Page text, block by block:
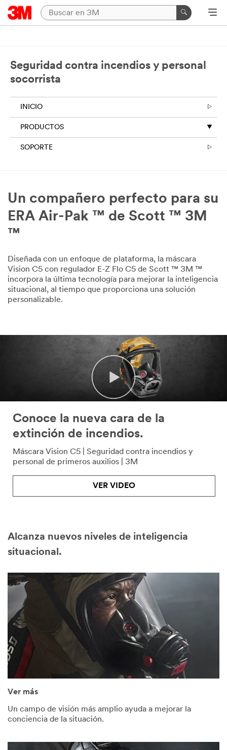
Seguridad contra incendios y personal
socorrista
INICIO
PRODUCTOS
SOPORTE
Un compañero perfecto para su
ERA Air-Pak ™ de Scott ™ 3M
™
Diseñada con un enfoque de plataforma, la máscara
Vision C5 con regulador E-Z Flo C5 de Scott ™ 3M ™
incorpora la última tecnología para mejorar la inteligencia
situacional, al tiempo que proporciona una solución
personalizable.
Conoce la nueva cara de la
extinción de incendios.
Máscara Vision C5 | Seguridad contra incendios y
personal de primeros auxilios | 3M
VER VIDEO
Alcanza nuevos niveles de inteligencia
situacional.
Ver más
Un campo de visión más amplio ayuda a mejorar la
conciencia de la situación.